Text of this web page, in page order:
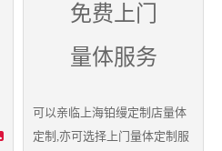
免费上门
量体服务
可以亲临上海铂缦定制店量体
定制,亦可选择上门量体定制服